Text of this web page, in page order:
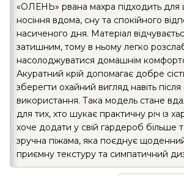
«ОЛЕНЬ» рвана махра підходить
носіння вдома, сну та спокійного
насиченого дня. Матеріал
затишним, тому в ньому легко
насолоджуватися домашнім
Акуратний крій допомагає добре
зберегти охайний вигляд навіть
використання. Така модель стане
для тих, хто шукає практичну річ із
хоче додати у свій гардероб більше
зручна піжама, яка поєднує
приємну текстуру та симпатичний